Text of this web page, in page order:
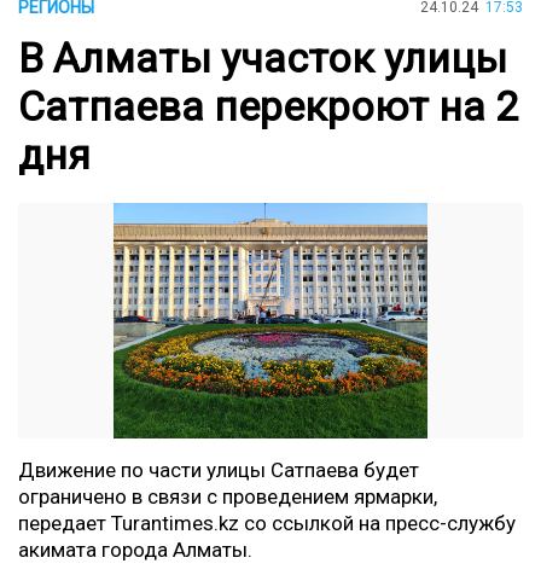
РЕГИОНЫ 24.10.24 17:53
В Алматы участок улицы
Сатпаева перекроют на 2
дня
Движение по части улицы Сатпаева будет
ограничено в связи с проведением ярмарки,
передает Turantimes.kz со ссылкой на пресс-службу
акимата города Алматы.